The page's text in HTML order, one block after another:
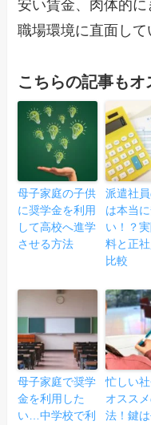
安い賃金、肉体的
職場環境に直面して
こちらの記事もオ
母子家庭の子供
に奨学金を利用
して高校へ進学
させる方法
派遣社
は本当
い！？
料と正
比較
母子家庭で奨学
金を利用した
い…中学校で利
忙しい
オスス
法！鍵